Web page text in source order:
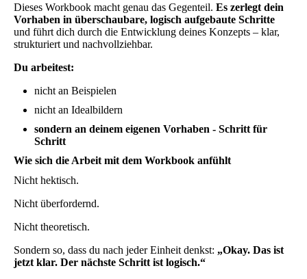
Dieses Workbook macht genau das Gegenteil. Es zerlegt dein
Vorhaben in überschaubare, logisch aufgebaute Schritte
und führt dich durch die Entwicklung deines Konzepts – klar,
strukturiert und nachvollziehbar.
Du arbeitest:
nicht an Beispielen
nicht an Idealbildern
sondern an deinem eigenen Vorhaben - Schritt für
Schritt
Wie sich die Arbeit mit dem Workbook anfühlt
Nicht hektisch.
Nicht überfordernd.
Nicht theoretisch.
Sondern so, dass du nach jeder Einheit denkst: „Okay. Das ist
jetzt klar. Der nächste Schritt ist logisch.“